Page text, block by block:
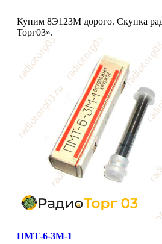
Купим 8Э123М дорого. Скупка
Торг03».
ПМТ-6-3М-1